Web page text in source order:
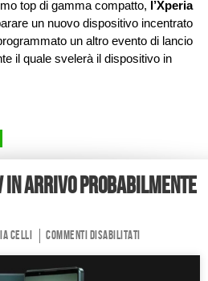
top di gamma compatto, l’Xperia
un nuovo dispositivo incentrato
un altro evento di lancio
il quale svelerà il dispositivo in
in arrivo probabilmente
Celli Commenti disabilitati